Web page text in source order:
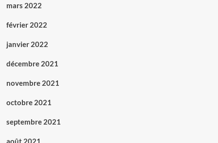
mars 2022
février 2022
janvier 2022
décembre 2021
novembre 2021
octobre 2021
septembre 2021
août 2021